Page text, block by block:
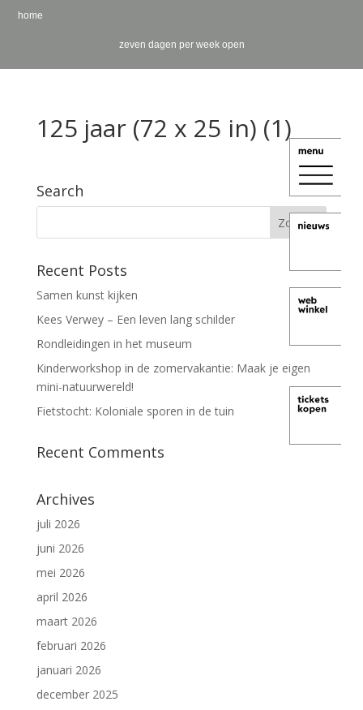
home
zeven dagen per week open
125 jaar (72 x 25 in) (1)
Search
Recent Posts
Samen kunst kijken
Kees Verwey – Een leven lang schilder
Rondleidingen in het museum
Kinderworkshop in de zomervakantie: Maak je eigen
mini-natuurwereld!
Fietstocht: Koloniale sporen in de tuin
Recent Comments
Archives
juli 2026
juni 2026
mei 2026
april 2026
maart 2026
februari 2026
januari 2026
december 2025